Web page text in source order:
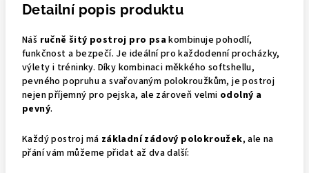
Detailní popis produktu
Náš ručně šitý postroj pro psakombinuje pohodlí,
funkčnost a bezpečí. Je ideální pro každodenní procházky,
výlety i tréninky. Díky kombinaci měkkého softshellu,
pevného popruhu a svařovaným polokroužkům, je postroj
nejen příjemný pro pejska, ale zároveň velmi odolný a
pevný.
Každý postroj má základní zádový polokroužek, ale na
přání vám můžeme přidat až dva další: